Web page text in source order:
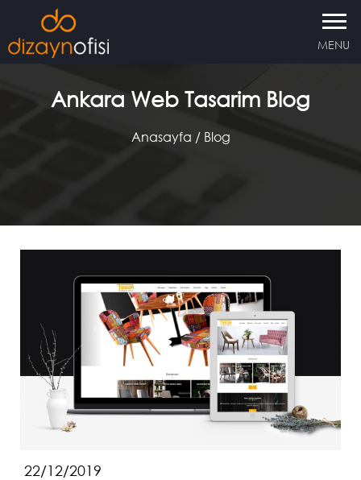
MENU
Ankara Web Tasarim Blog
Anasayfa / Blog
22/12/2019